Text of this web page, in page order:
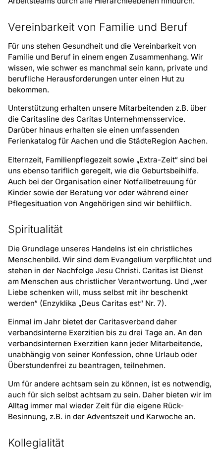
Vereinbarkeit von Familie und Beruf
Für uns stehen Gesundheit und die Vereinbarkeit von
Familie und Beruf in einem engen Zusammenhang. Wir
wissen, wie schwer es manchmal sein kann, private und
berufliche Herausforderungen unter einen Hut zu
bekommen.
Unterstützung erhalten unsere Mitarbeitenden z.B. über
die Caritasline des Caritas Unternehmensservice.
Darüber hinaus erhalten sie einen umfassenden
Ferienkatalog für Aachen und die StädteRegion Aachen.
Elternzeit, Familienpflegezeit sowie „Extra-Zeit“ sind bei
uns ebenso tariflich geregelt, wie die Geburtsbeihilfe.
Auch bei der Organisation einer Notfallbetreuung für
Kinder sowie der Beratung vor oder während einer
Pflegesituation von Angehörigen sind wir behilflich.
Spiritualität
Die Grundlage unseres Handelns ist ein christliches
Menschenbild. Wir sind dem Evangelium verpflichtet und
stehen in der Nachfolge Jesu Christi. Caritas ist Dienst
am Menschen aus christlicher Verantwortung. Und „wer
Liebe schenken will, muss selbst mit ihr beschenkt
werden“ (Enzyklika „Deus Caritas est“ Nr. 7).
Einmal im Jahr bietet der Caritasverband daher
verbandsinterne Exerzitien bis zu drei Tage an. An den
verbandsinternen Exerzitien kann jeder Mitarbeitende,
unabhängig von seiner Konfession, ohne Urlaub oder
Überstundenfrei zu beantragen, teilnehmen.
Um für andere achtsam sein zu können, ist es notwendig,
auch für sich selbst achtsam zu sein. Daher bieten wir im
Alltag immer mal wieder Zeit für die eigene Rück-
Besinnung, z.B. in der Adventszeit und Karwoche an.
Kollegialität